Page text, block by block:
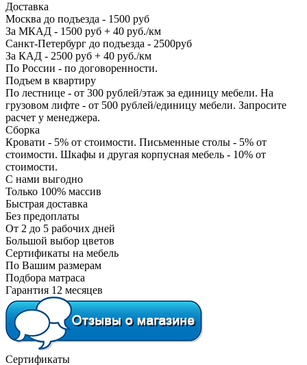
Доставка
Москва до подъезда - 1500 руб
За МКАД - 1500 руб + 40 руб./км
Санкт-Петербург до подъезда - 2500руб
За КАД - 2500 руб + 40 руб./км
По России - по договоренности.
Подъем в квартиру
По лестнице - от 300 рублей/этаж за единицу мебели. На
грузовом лифте - от 500 рублей/единицу мебели. Запросите
расчет у менеджера.
Сборка
Кровати - 5% от стоимости. Письменные столы - 5% от
стоимости. Шкафы и другая корпусная мебель - 10% от
стоимости.
С нами выгодно
Только 100% массив
Быстрая доставка
Без предоплаты
От 2 до 5 рабочих дней
Большой выбор цветов
Сертификаты на мебель
По Вашим размерам
Подбора матраса
Гарантия 12 месяцев
Сертификаты